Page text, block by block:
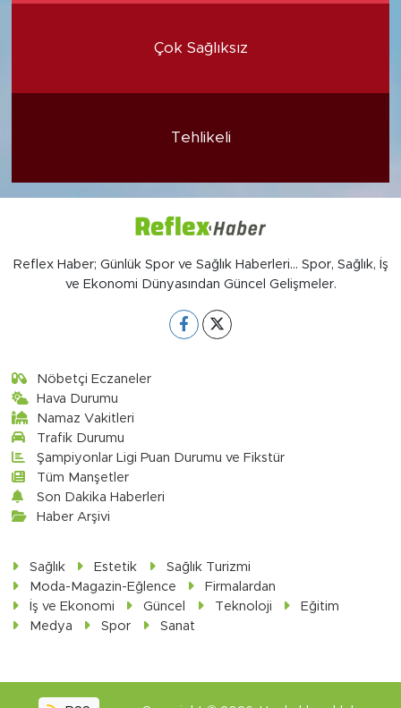
Çok Sağlıksız
Tehlikeli
Reflex Haber; Günlük Spor ve Sağlık Haberleri... Spor, Sağlık, İş
ve Ekonomi Dünyasından Güncel Gelişmeler.
Nöbetçi Eczaneler
Hava Durumu
Namaz Vakitleri
Trafik Durumu
Şampiyonlar Ligi Puan Durumu ve Fikstür
Tüm Manşetler
Son Dakika Haberleri
Haber Arşivi
Sağlık Estetik
Sağlık Turizmi
Moda-Magazin-Eğlence
Firmalardan
İş ve Ekonomi
Güncel Teknoloji
Eğitim
Medya
Spor Sanat